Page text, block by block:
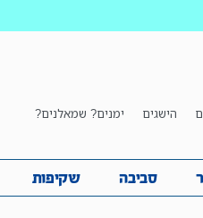
הישגים ימנים? שמאלנים?
סביבה שקיפות
סביבה שקיפות